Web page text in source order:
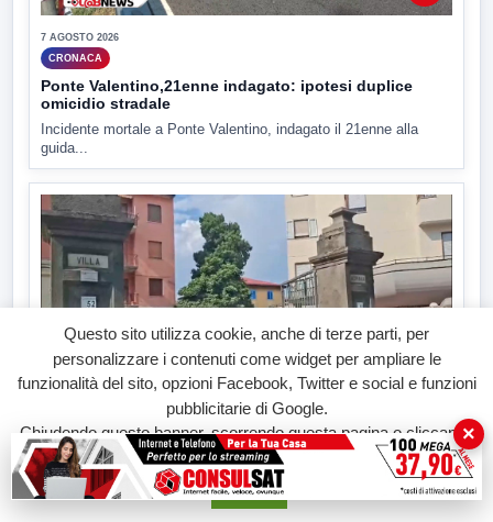
7 AGOSTO 2026
CRONACA
Ponte Valentino,21enne indagato: ipotesi duplice
omicidio stradale
Incidente mortale a Ponte Valentino, indagato il 21enne alla
guida...
7 AGOSTO 2026
CRONACA
Malore o aggressione? Sarà l'autopsia a chiarire il
Questo sito utilizza cookie, anche di terze parti, per
personalizzare i contenuti come widget per ampliare le
funzionalità del sito, opzioni Facebook, Twitter e social e funzioni
pubblicitarie di Google.
Chiudendo questo banner, scorrendo questa pagina o cliccando
su qualunque suo elemento acconsenti all'uso dei cookie.
Accetta
×